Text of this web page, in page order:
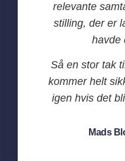
relevante
stilling, der er
havde
Så en stor tak
kommer helt
igen hvis det
Mads